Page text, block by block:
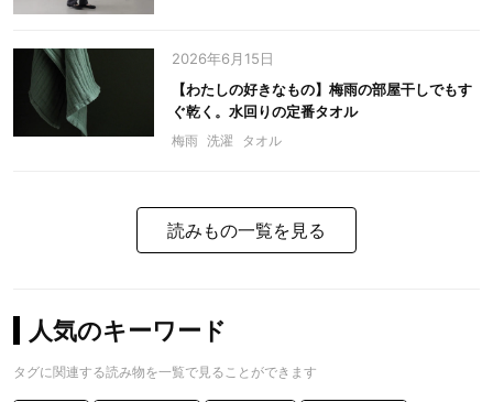
2026年6月15日
【わたしの好きなもの】梅雨の部屋干しでもす
ぐ乾く。水回りの定番タオル
梅雨 洗濯 タオル
読みもの一覧を見る
人気のキーワード
タグに関連する読み物を一覧で見ることができます